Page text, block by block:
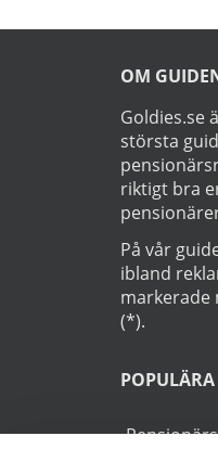
OM
Goldies.se
största
riktigt bra
På vår
ibland
markerade
(*).